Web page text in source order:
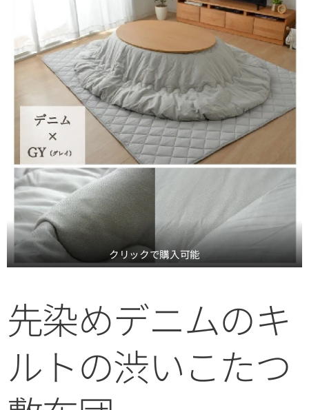
クリックで購入可能
先染めデニムのキ
ルトの渋いこたつ